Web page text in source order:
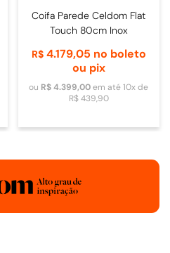
Coifa Parede Celdom Flat
Touch 80cm Inox
R$ 4.179,05 no boleto
ou pix
ou R$ 4.399,00em até10x de
R$ 439,90